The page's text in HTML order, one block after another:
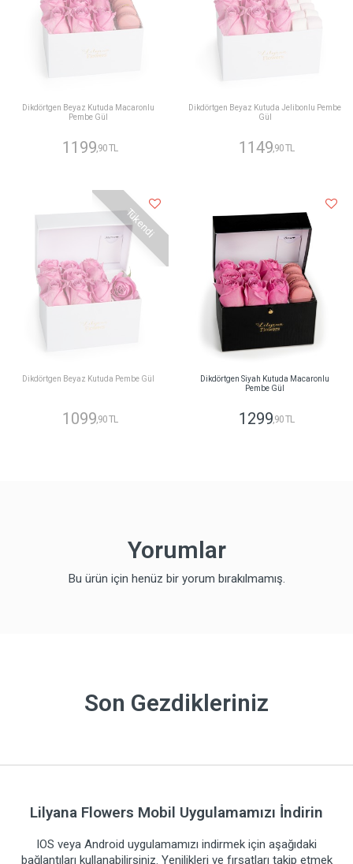
Dikdörtgen Beyaz Kutuda Macaronlu
Pembe Gül
1199 ,90 TL
Dikdörtgen Beyaz Kutuda Jelibonlu Pembe
Gül
1149 ,90 TL
Tükendi
Dikdörtgen Beyaz Kutuda Pembe Gül
1099,90 TL
Dikdörtgen Siyah Kutuda Macaronlu
Pembe Gül
1299,90 TL
Yorumlar
Bu ürün için henüz bir yorum bırakılmamış.
Son Gezdikleriniz
Lilyana Flowers Mobil Uygulamamızı İndirin
IOS veya Android uygulamamızı indirmek için aşağıdaki
bağlantıları kullanabilirsiniz. Yenilikleri ve fırsatları takip etmek